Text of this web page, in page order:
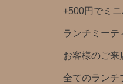
+500円でミ
ランチミーテ
お客様のご来
全てのランチ